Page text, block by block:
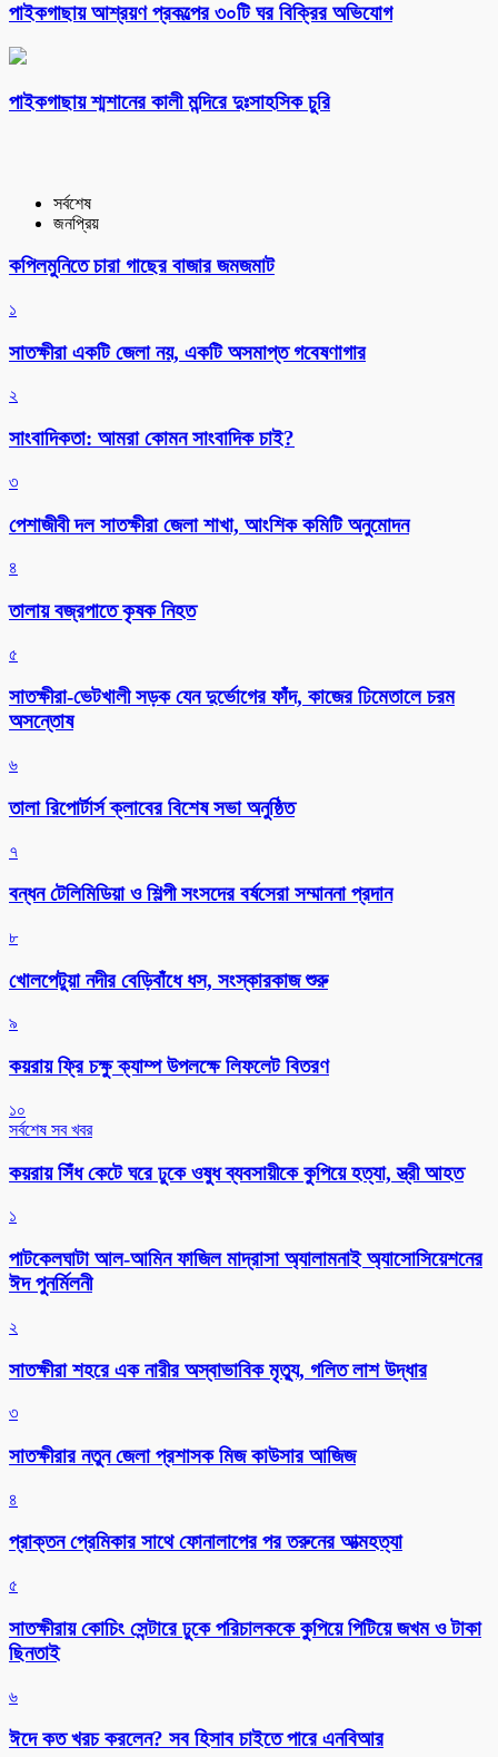
পাইকগাছায় আশ্রয়ণ প্রকল্পের ৩০টি ঘর বিক্রির অভিযোগ
পাইকগাছায় শ্মশানের কালী মন্দিরে দুঃসাহসিক চুরি
সর্বশেষ
জনপ্রিয়
কপিলমুনিতে চারা গাছের বাজার জমজমাট
১
সাতক্ষীরা একটি জেলা নয়, একটি অসমাপ্ত গবেষণাগার
২
সাংবাদিকতা: আমরা কোমন সাংবাদিক চাই?
৩
পেশাজীবী দল সাতক্ষীরা জেলা শাখা, আংশিক কমিটি অনুমোদন
৪
তালায় বজ্রপাতে কৃষক নিহত
৫
সাতক্ষীরা-ভেটখালী সড়ক যেন দুর্ভোগের ফাঁদ, কাজের ঢিমেতালে চরম
অসন্তোষ
৬
‎তালা রিপোর্টার্স ক্লাবের বিশেষ সভা অনুষ্ঠিত
৭
বন্ধন টেলিমিডিয়া ও শিল্পী সংসদের বর্ষসেরা সম্মাননা প্রদান
৮
খোলপেটুয়া নদীর বেড়িবাঁধে ধস, সংস্কারকাজ শুরু
৯
কয়রায় ফ্রি চক্ষু ক্যাম্প উপলক্ষে লিফলেট বিতরণ
১০
সর্বশেষ সব খবর
কয়রায় সিঁধ কেটে ঘরে ঢুকে ওষুধ ব্যবসায়ীকে কুপিয়ে হত্যা, স্ত্রী আহত
১
পাটকেলঘাটা আল-আমিন ফাজিল মাদ্রাসা অ্যালামনাই অ্যাসোসিয়েশনের
ঈদ পুনর্মিলনী
২
সাতক্ষীরা শহরে এক নারীর অস্বাভাবিক মৃত্যু, গলিত লাশ উদ্ধার
৩
সাতক্ষীরার নতুন জেলা প্রশাসক মিজ কাউসার আজিজ
৪
প্রাক্তন প্রেমিকার সাথে ফোনালাপের পর তরুনের আত্মহত্যা
৫
সাতক্ষীরায় কোচিং সেন্টারে ঢুকে পরিচালককে কুপিয়ে পিটিয়ে জখম ও টাকা
ছিনতাই
৬
ঈদে কত খরচ করলেন? সব হিসাব চাইতে পারে এনবিআর